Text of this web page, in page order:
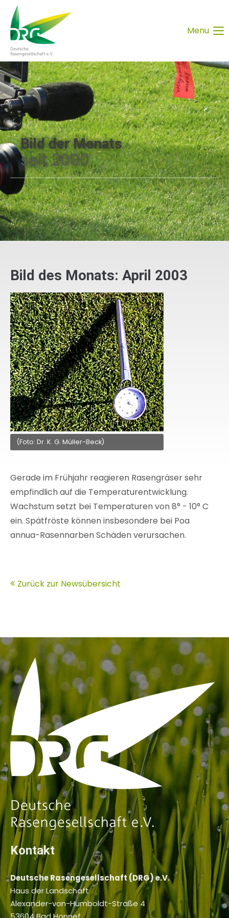
Menu
Bild der Monats
seit 2000
Bild des Monats: April 2003
(Foto: Dr. K. G. Müller-Beck)
Gerade im Frühjahr reagieren Rasengräser sehr
empfindlich auf die Temperaturentwicklung.
Wachstum setzt bei Temperaturen von 8° - 10° C
ein. Spätfröste können insbesondere bei Poa
annua-Rasennarben Schäden verursachen.
Zurück zur Newsübersicht
Kontakt
Deutsche Rasengesellschaft (DRG) e.V.
Haus der Landschaft
Alexander-von-Humboldt-Straße 4